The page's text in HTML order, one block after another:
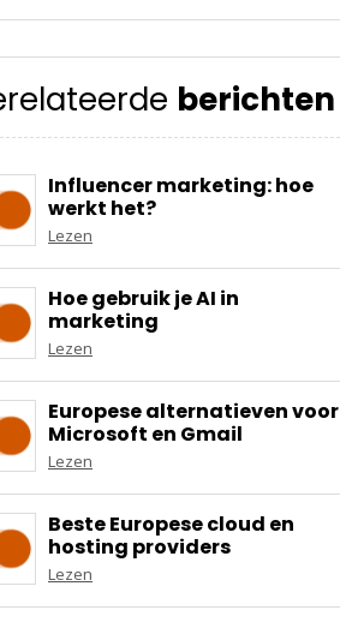
berichten
Influencer marketing: hoe
werkt het?
Lezen
Hoe gebruik je AI in
marketing
Lezen
Europese alternatieven voor
Microsoft en Gmail
Lezen
Beste Europese cloud en
hosting providers
Lezen